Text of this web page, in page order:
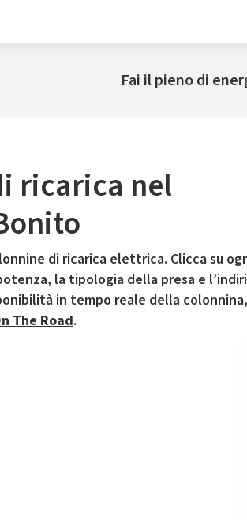
Fai il pieno di
ricarica nel
di ricarica elettrica. Clicca su
la tipologia della presa e
in tempo reale della colonnina,
The Road.
Il servizio di mobilità